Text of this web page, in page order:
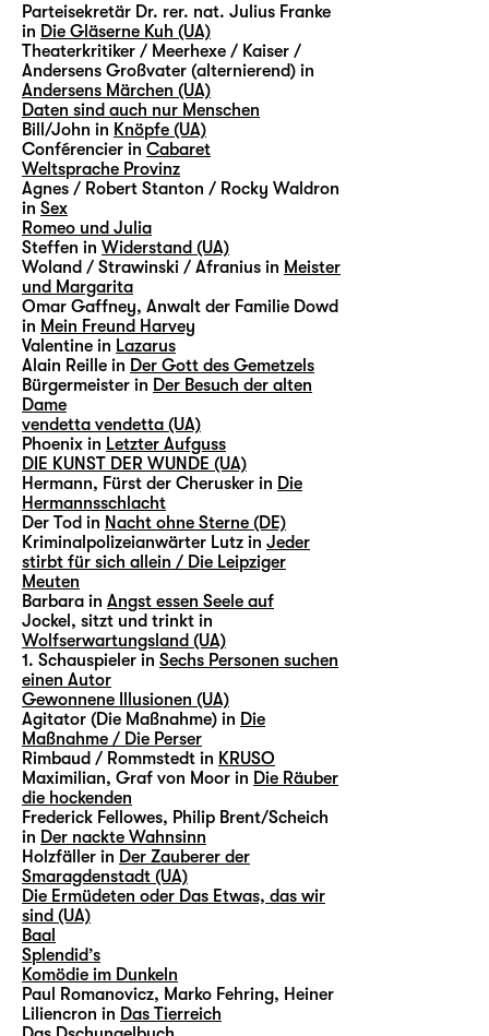
Parteisekretär Dr. rer. nat. Julius Franke
in Die Gläserne Kuh (UA)
Theaterkritiker / Meerhexe / Kaiser /
Andersens Großvater (alternierend) in
Andersens Märchen (UA)
Daten sind auch nur Menschen
Bill/John in Knöpfe (UA)
Conférencier in Cabaret
Weltsprache Provinz
Agnes / Robert Stanton / Rocky Waldron
in Sex
Romeo und Julia
Steffen in Widerstand (UA)
Woland / Strawinski / Afranius in Meister
und Margarita
Omar Gaffney, Anwalt der Familie Dowd
in Mein Freund Harvey
Valentine in Lazarus
Alain Reille in Der Gott des Gemetzels
Bürgermeister in Der Besuch der alten
Dame
vendetta vendetta (UA)
Phoenix in Letzter Aufguss
DIE KUNST DER WUNDE (UA)
Hermann, Fürst der Cherusker in Die
Hermannsschlacht
Der Tod in Nacht ohne Sterne (DE)
Kriminalpolizeianwärter Lutz in Jeder
stirbt für sich allein / Die Leipziger
Meuten
Barbara in Angst essen Seele auf
Jockel, sitzt und trinkt in
Wolfserwartungsland (UA)
1. Schauspieler in Sechs Personen suchen
einen Autor
Gewonnene Illusionen (UA)
Agitator (Die Maßnahme) in Die
Maßnahme / Die Perser
Rimbaud / Rommstedt in KRUSO
Maximilian, Graf von Moor in Die Räuber
die hockenden
Frederick Fellowes, Philip Brent/Scheich
in Der nackte Wahnsinn
Holzfäller in Der Zauberer der
Smaragdenstadt (UA)
Die Ermüdeten oder Das Etwas, das wir
sind (UA)
Baal
Splendid’s
Komödie im Dunkeln
Paul Romanovicz, Marko Fehring, Heiner
Liliencron in Das Tierreich